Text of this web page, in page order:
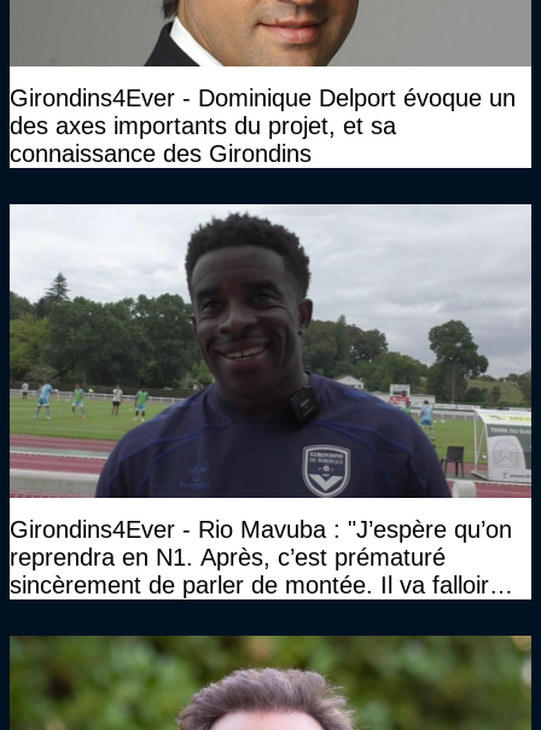
Girondins4Ever - Dominique Delport évoque un
des axes importants du projet, et sa
connaissance des Girondins
Girondins4Ever - Rio Mavuba : "J’espère qu’on
reprendra en N1. Après, c’est prématuré
sincèrement de parler de montée. Il va falloir